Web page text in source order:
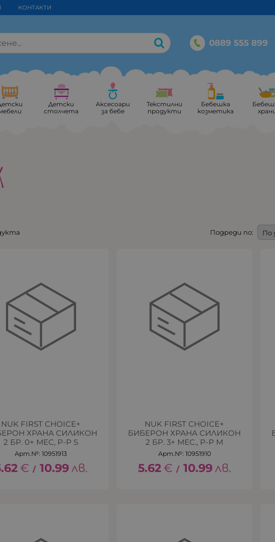
КОНТАКТИ
0889 555 899
Детски
столчета
Аксесоари
за бебе
Текстилни
продукти
Бебешка
козметика
Подреди по:
NUK FIRST CHOICE+
ХРАНА СИЛИКОН
2 БР. 0+ МЕС, Р-Р S
Арт.№: 10951913
€ / 10.99лв.
NUK FIRST CHOICE+
БИБЕРОН ХРАНА СИЛИКОН
2 БР. 3+ МЕС., Р-Р M
Арт.№: 10951910
5.62€ / 10.99лв.